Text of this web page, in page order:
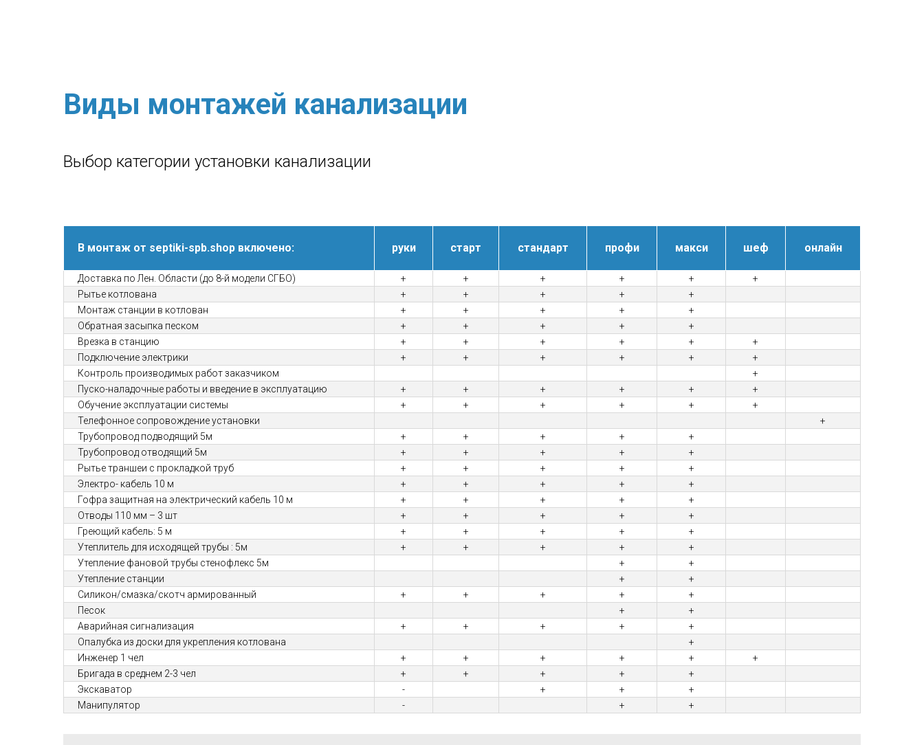
Виды монтажей канализации
Выбор категории установки канализации
В монтаж от septiki-spb.shop включено: руки старт стандарт профи макси шеф онлайн
Доставка по Лен. Области (до 8-й модели СГБО) + + + + +
+
Рытье котлована
+ + + +
+
Монтаж станции в котлован
+ + + +
+
Обратная засыпка песком
+ + + +
+
Врезка в станцию
+ + + + +
+
Подключение электрики
+ + + + +
+
Контроль производимых работ заказчиком
+
Пуско-наладочные работы и введение в эксплуатацию
+ + + + +
+
Обучение эксплуатации системы
+ + + + +
+
Телефонное сопровождение установки
+
Трубопровод подводящий 5м
+ + + +
+
Трубопровод отводящий 5м
+ + + +
+
Рытье траншеи с прокладкой труб
+ + + +
+
Электро- кабель 10 м
+ + + +
+
Гофра защитная на электрический кабель 10 м
+ + + +
+
Отводы 110 мм – 3 шт
+ + + +
+
Греющий кабель: 5 м
+ + + +
+
Утеплитель для исходящей трубы : 5м
+ + + +
+
Утепление фановой трубы стенофлекс 5м
+
+
Утепление станции
+
+
Силикон/смазка/скотч армированный
+ + + +
+
Песок
+
+
Аварийная сигнализация
+ + + +
+
Опалубка из доски для укрепления котлована
+
Инженер 1 чел
+ + + + +
+
Бригада в среднем 2-3 чел
+ + + +
+
Экскаватор
- + +
+
Манипулятор
- + +